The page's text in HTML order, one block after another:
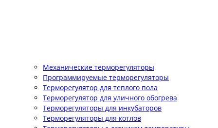
Механические терморегуляторы
Программируемые терморегуляторы
Терморегулятор для теплого пола
Терморегулятор для уличного обогрева
Терморегуляторы для инкубаторов
Терморегуляторы для котлов